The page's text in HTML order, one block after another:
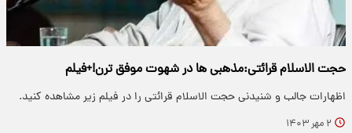
حجت الاسلام قرائتی:مذهبی ها در شهوت موفق ترن!+فیلم
اظهارات جالب و شنیدنی حجت الاسلام قرائتی را در فیلم زیر مشاهده کنید.
۲ مهر ۱۴۰۳